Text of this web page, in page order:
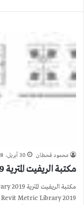
محمود قحطان 30 أبريل، 2018
مكتبة الريفيت المترية 2019 Revit Metric Library